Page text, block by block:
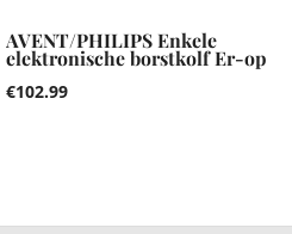
AVENT/PHILIPS Enkele
elektronische borstkolf Er-op
€102.99